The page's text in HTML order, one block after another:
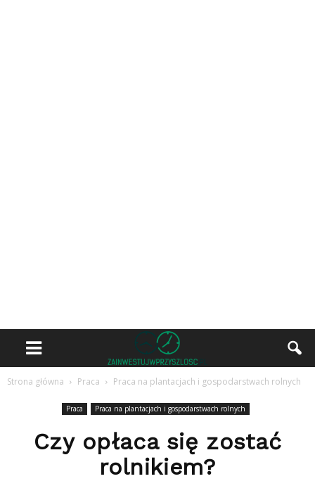
Strona główna Praca Praca na plantacjach i gospodarstwach rolnych
Praca Praca na plantacjach i gospodarstwach rolnych
Czy opłaca się zostać
rolnikiem?